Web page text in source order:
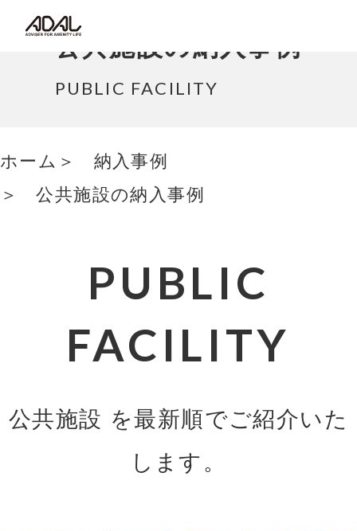
コラム
最新情報/ニュース
公共施設の納入事例
PUBLIC FACILITY
ホーム
納入事例
公共施設の納入事例
PUBLIC
FACILITY
公共施設 を最新順でご紹介いた
します。